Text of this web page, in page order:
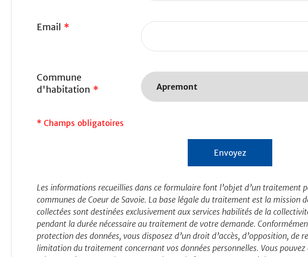
Email *
Commune
d'habitation *
* Champs obligatoires
Les informations recueillies dans ce formulaire font l’objet d’un traitement
communes de Coeur de Savoie. La base légale du traitement est la mission
collectées sont destinées exclusivement aux services habilités de la
pendant la durée nécessaire au traitement de votre demande.
protection des données, vous disposez d’un droit d’accès, d’opposition, de
limitation du traitement concernant vos données personnelles. Vous pouvez